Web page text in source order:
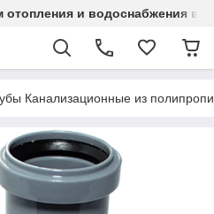
и водоснабжения в
Канализационные из